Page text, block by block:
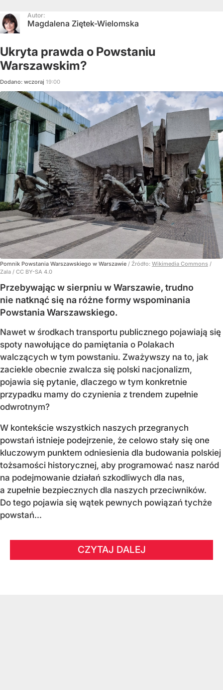
Autor:
Magdalena Ziętek-Wielomska
Ukryta prawda o Powstaniu
Warszawskim?
Dodano: wczoraj 19:00
Pomnik Powstania Warszawskiego w Warszawie / Źródło: Wikimedia Commons /
Zala / CC BY-SA 4.0
Przebywając w sierpniu w Warszawie, trudno
nie natknąć się na różne formy wspominania
Powstania Warszawskiego.
Nawet w środkach transportu publicznego pojawiają się
spoty nawołujące do pamiętania o Polakach
walczących w tym powstaniu. Zważywszy na to, jak
zaciekle obecnie zwalcza się polski nacjonalizm,
pojawia się pytanie, dlaczego w tym konkretnie
przypadku mamy do czynienia z trendem zupełnie
odwrotnym?
W kontekście wszystkich naszych przegranych
powstań istnieje podejrzenie, że celowo stały się one
kluczowym punktem odniesienia dla budowania polskiej
tożsamości historycznej, aby programować nasz naród
na podejmowanie działań szkodliwych dla nas,
a zupełnie bezpiecznych dla naszych przeciwników.
Do tego pojawia się wątek pewnych powiązań tychże
powstań...
CZYTAJ DALEJ